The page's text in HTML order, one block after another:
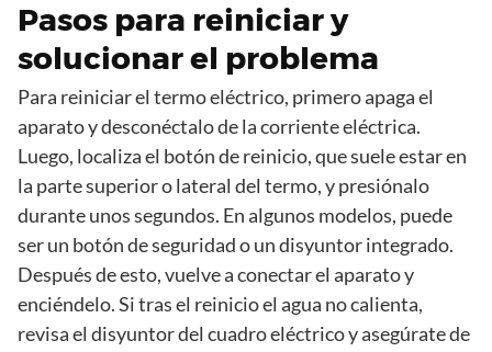
Pasos para reiniciar y
solucionar el problema
Para reiniciar el termo eléctrico, primero apaga el
aparato y desconéctalo de la corriente eléctrica.
Luego, localiza el botón de reinicio, que suele estar en
la parte superior o lateral del termo, y presiónalo
durante unos segundos. En algunos modelos, puede
ser un botón de seguridad o un disyuntor integrado.
Después de esto, vuelve a conectar el aparato y
enciéndelo. Si tras el reinicio el agua no calienta,
revisa el disyuntor del cuadro eléctrico y asegúrate de